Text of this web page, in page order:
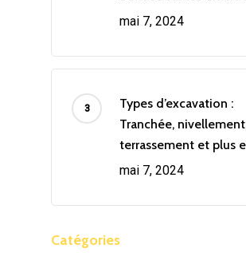
mai 7, 2024
Types d’excavation :
Tranchée,
terrassement et plus
mai 7, 2024
Catégories